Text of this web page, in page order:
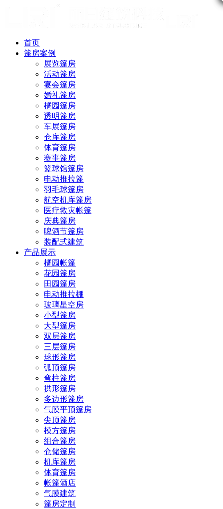
首页
篷房案例
展览篷房
活动篷房
宴会篷房
婚礼篷房
橘园篷房
透明篷房
车展篷房
仓库篷房
体育篷房
赛事篷房
篮球馆篷房
电动推拉篷
羽毛球篷房
航空机库篷房
医疗救灾帐篷
庆典篷房
啤酒节篷房
装配式建筑
产品展示
橘园帐篷
花园篷房
田园篷房
电动推拉棚
玻璃星空房
小型篷房
大型篷房
双层篷房
三层篷房
球形篷房
弧顶篷房
弯柱篷房
拱形篷房
多边形篷房
气膜平顶篷房
尖顶篷房
模方篷房
组合篷房
仓储篷房
机库篷房
体育篷房
帐篷酒店
气膜建筑
篷房定制